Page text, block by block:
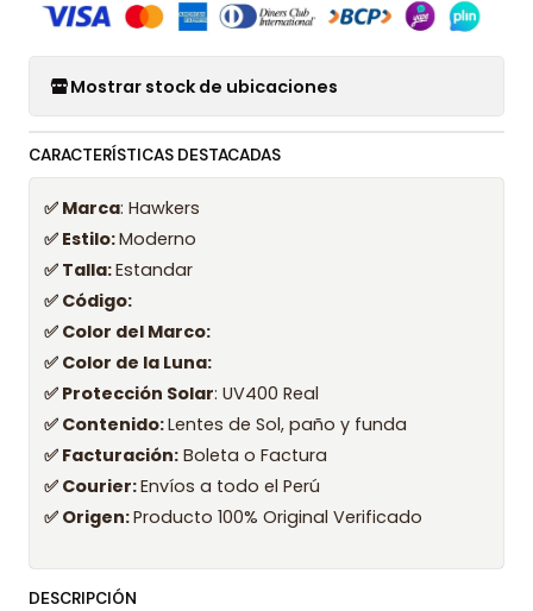
Mostrar stock de ubicaciones
CARACTERÍSTICAS DESTACADAS
✅ Marca: Hawkers
✅ Estilo:Moderno
✅ Talla:Estandar
✅ Código:
✅ Color del Marco:
✅ Color de la Luna:
✅ Protección Solar: UV400 Real
✅ Contenido:Lentes de Sol, paño y funda
✅ Facturación: Boleta o Factura
✅ Courier:Envíos a todo el Perú
✅ Origen:Producto 100% Original Verificado
DESCRIPCIÓN